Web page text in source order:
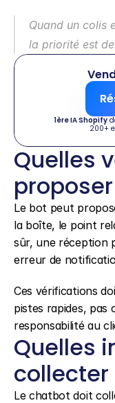
Quand un colis
la priorité est
1ère IA Shopify
200+
Quelles
Le bot peut
la boîte, le point
sûr, une réception
erreur de
Ces vérifications
pistes rapides, pas
responsabilité au
Quelles
collecter
Le chatbot doit